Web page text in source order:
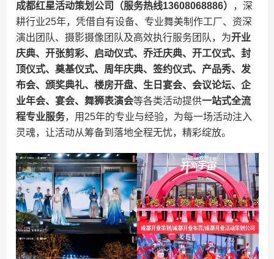
成都红星活动策划公司（服务热线13608068886）​
​，深
耕行业25年，凭借自有设备、专业舞美制作工厂、资深
演出团队、摄影摄像团队及高效执行服务团队，为​​开业
庆典、开张剪彩、启动仪式、乔迁庆典、开工仪式、封
顶仪式、奠基仪式、周年庆典、签约仪式、产品秀、发
布会、颁奖典礼、楼房开盘、生日宴会、会议论坛、企
业年会、宴会、舞狮表演会​​等各类活动提供​​一站式全流
程专业服务​​，用25年的专业与经验，为每一场活动注入
灵魂，让活动从筹备到落地全程无忧，精彩绽放。